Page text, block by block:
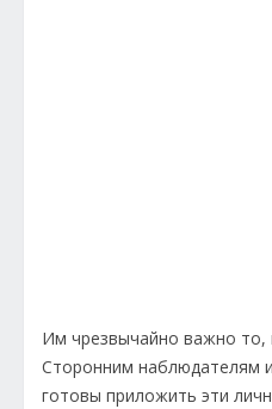
Им чрезвычайно важно то,
Сторонним наблюдателям
готовы приложить эти